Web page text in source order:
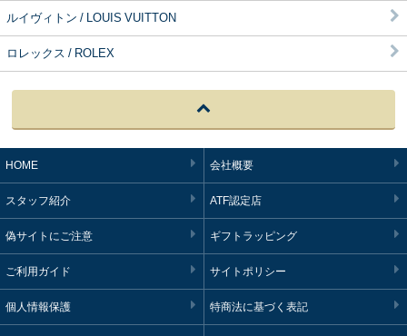
ルイヴィトン / LOUIS VUITTON
ロレックス / ROLEX
HOME 会社概要
スタッフ紹介 ATF認定店
偽サイトにご注意 ギフトラッピング
ご利用ガイド サイトポリシー
個人情報保護 特商法に基づく表記